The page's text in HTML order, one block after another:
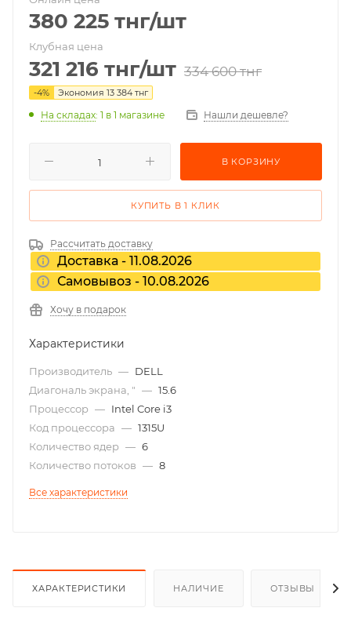
380 225 тнг/шт
Клубная цена
321 216 тнг/шт 334 600тнг
-4% Экономия 13 384 тнг
На складах: 1 в 1 магазине Нашли дешевле?
В КОРЗИНУ
КУПИТЬ В 1 КЛИК
Рассчитать доставку
Доставка - 11.08.2026
Самовывоз - 10.08.2026
Хочу в подарок
Характеристики
Производитель — DELL
Диагональ экрана, " — 15.6
Процессор — Intel Core i3
Код процессора — 1315U
Количество ядер — 6
Количество потоков — 8
Все характеристики
ХАРАКТЕРИСТИКИ НАЛИЧИЕ ОТЗЫВЫ